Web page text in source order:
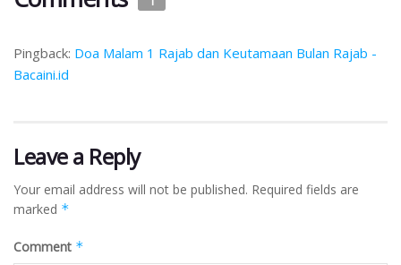
Pingback: Doa Malam 1 Rajab dan Keutamaan Bulan Rajab -
Bacaini.id
Leave a Reply
Your email address will not be published. Required fields are
marked *
Comment *